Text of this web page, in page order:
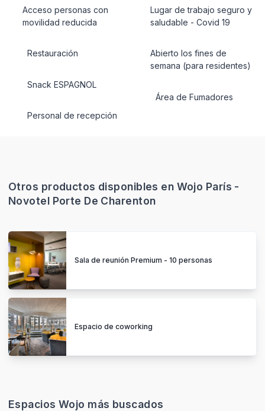
Acceso personas con
movilidad reducida
Restauración
Snack ESPAGNOL
Personal de recepción
Lugar de trabajo seguro y
saludable - Covid 19
Abierto los fines de
semana (para residentes)
Área de Fumadores
Otros productos disponibles en Wojo París -
Novotel Porte De Charenton
Sala de reunión Premium - 10 personas
Espacio de coworking
Espacios Wojo más buscados